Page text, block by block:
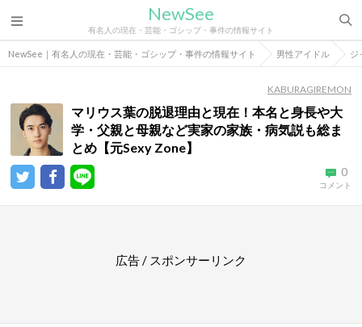
NewSee
有名人の現在・芸能・ゴシップ・事件の情報サイト
NewSee｜有名人の現在・芸能・ゴシップ・事件の情報サイト 男性アイドル ジ
KABURAGIREMON
マリウス葉の脱退理由と現在！本名と身長や大
学・父親と母親など実家の家族・病気説も総ま
とめ【元Sexy Zone】
0
コメント
広告 / スポンサーリンク